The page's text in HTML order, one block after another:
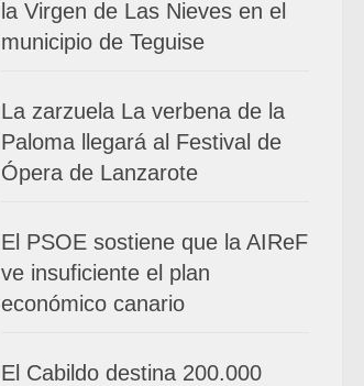
la Virgen de Las Nieves en el
municipio de Teguise
La zarzuela La verbena de la
Paloma llegará al Festival de
Ópera de Lanzarote
El PSOE sostiene que la AIReF
ve insuficiente el plan
económico canario
El Cabildo destina 200.000